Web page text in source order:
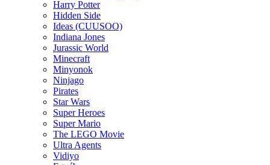
Harry Potter
Hidden Side
Ideas (CUUSOO)
Indiana Jones
Jurassic World
Minecraft
Minyonok
Ninjago
Pirates
Star Wars
Super Heroes
Super Mario
The LEGO Movie
Ultra Agents
Vidiyo